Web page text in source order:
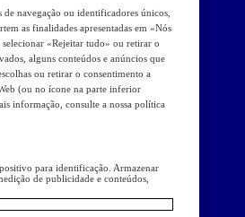
de navegação ou identificadores únicos,
as finalidades apresentadas em «Nós
selecionar «Rejeitar tudo» ou retirar o
alguns conteúdos e anúncios que
ou retirar o consentimento a
(ou no ícone na parte inferior
informação, consulte a nossa política
para identificação. Armazenar
de publicidade e conteúdos,